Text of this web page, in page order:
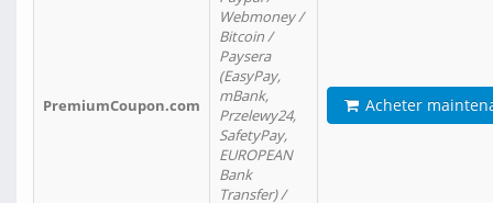
PremiumCoupon.com
Webmoney /
Bitcoin /
Paysera
(EasyPay,
mBank,
Przelewy24,
SafetyPay,
EUROPEAN
Bank
Transfer) /
Acheter